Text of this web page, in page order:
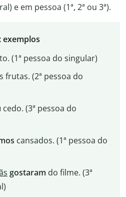
e em pessoa (1ª, 2ª ou 3ª).
exemplos
(1ª pessoa do singular)
frutas. (2ª pessoa do
cedo. (3ª pessoa do
cansados. (1ª pessoa do
gostaram do filme. (3ª